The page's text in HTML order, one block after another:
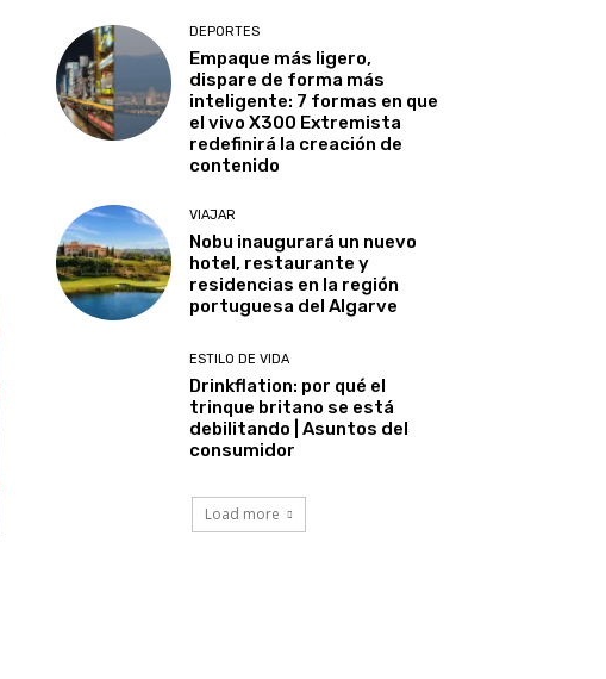
DEPORTES
Empaque más ligero,
dispare de forma más
inteligente: 7 formas en que
el vivo X300 Extremista
redefinirá la creación de
contenido
VIAJAR
Nobu inaugurará un nuevo
hotel, restaurante y
residencias en la región
portuguesa del Algarve
ESTILO DE VIDA
Drinkflation: por qué el
trinque britano se está
debilitando | Asuntos del
consumidor
Load more